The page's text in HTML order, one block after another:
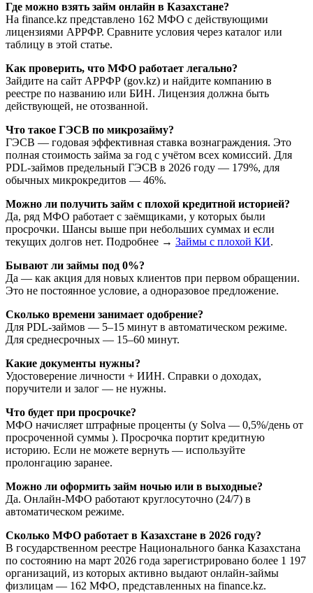
Где можно взять займ онлайн в Казахстане?
На finance.kz представлено 162 МФО с действующими
лицензиями АРРФР. Сравните условия через каталог или
таблицу в этой статье.​
Как проверить, что МФО работает легально?
Зайдите на сайт АРРФР (gov.kz) и найдите компанию в
реестре по названию или БИН. Лицензия должна быть
действующей, не отозванной.​
Что такое ГЭСВ по микрозайму?
ГЭСВ — годовая эффективная ставка вознаграждения. Это
полная стоимость займа за год с учётом всех комиссий. Для
PDL-займов предельный ГЭСВ в 2026 году — 179%, для
обычных микрокредитов — 46%.​
Можно ли получить займ с плохой кредитной историей?
Да, ряд МФО работает с заёмщиками, у которых были
просрочки. Шансы выше при небольших суммах и если
текущих долгов нет. Подробнее → Займы с плохой КИ.
Бывают ли займы под 0%?
Да — как акция для новых клиентов при первом обращении.
Это не постоянное условие, а одноразовое предложение.
Сколько времени занимает одобрение?
Для PDL-займов — 5–15 минут в автоматическом режиме.
Для среднесрочных — 15–60 минут.​
Какие документы нужны?
Удостоверение личности + ИИН. Справки о доходах,
поручители и залог — не нужны.​
Что будет при просрочке?
МФО начисляет штрафные проценты (у Solva — 0,5%/день от
просроченной суммы ). Просрочка портит кредитную
историю. Если не можете вернуть — используйте
пролонгацию заранее.​
Можно ли оформить займ ночью или в выходные?
Да. Онлайн-МФО работают круглосуточно (24/7) в
автоматическом режиме.​
Сколько МФО работает в Казахстане в 2026 году?
В государственном реестре Национального банка Казахстана
по состоянию на март 2026 года зарегистрировано более 1 197
организаций, из которых активно выдают онлайн-займы
физлицам — 162 МФО, представленных на finance.kz.